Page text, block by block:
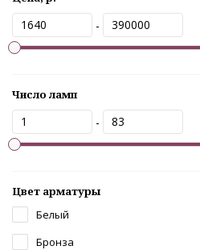
-
Число ламп
-
Цвет арматуры
Белый
Бронза